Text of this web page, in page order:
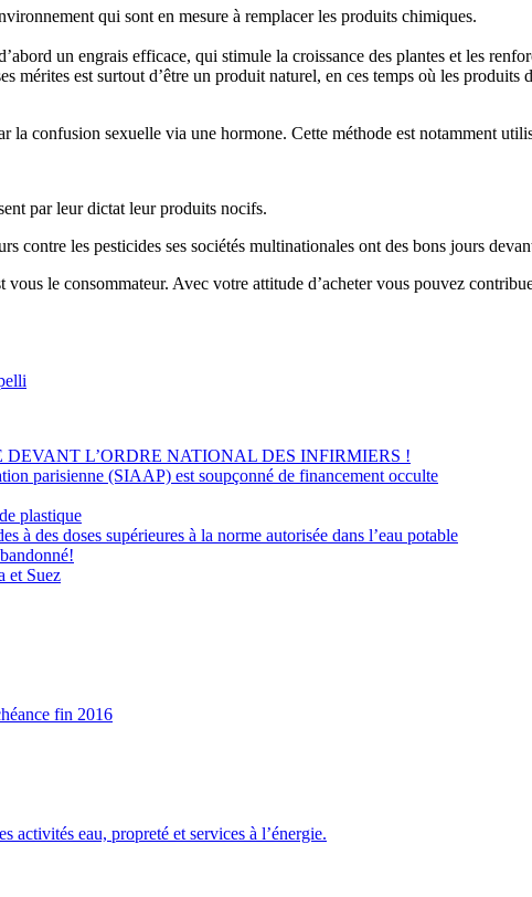
qui sont en mesure à remplacer les produits chimiques.
un engrais efficace, qui stimule la croissance des plantes et les
mérites est surtout d’être un produit naturel, en ces temps où les produits
la confusion sexuelle via une hormone. Cette méthode est notamment
par leur dictat leur produits nocifs.
contre les pesticides ses sociétés multinationales ont des bons jours
vous le consommateur. Avec votre attitude d’acheter vous pouvez
L’ORDRE NATIONAL DES INFIRMIERS !
parisienne (SIAAP) est soupçonné de financement occulte
plastique
à des doses supérieures à la norme autorisée dans l’eau potable
et Suez
fin 2016
activités eau, propreté et services à l’énergie.